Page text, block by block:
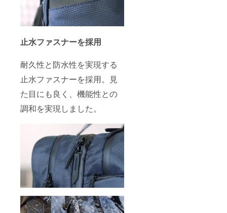
止水ファスナーを採用
耐久性と防水性を実現する
止水ファスナーを採用。見
た目にも良く、機能性との
調和を実現しました。